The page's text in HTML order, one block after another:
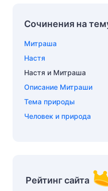
Сочинения на
Митраша
Настя
Настя и Митраша
Описание Митраши
Тема природы
Человек и природа
Рейтинг сайта